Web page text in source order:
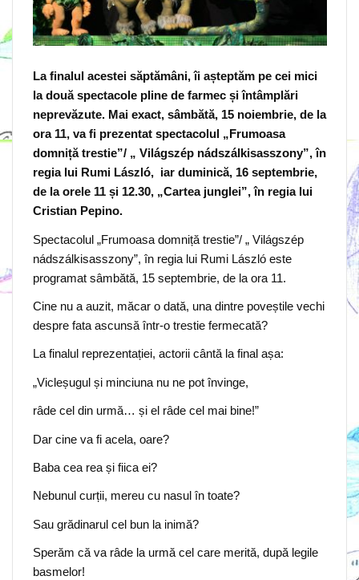
La finalul acestei săptămâni, îi așteptăm pe cei mici
la două spectacole pline de farmec și întâmplări
neprevăzute. Mai exact, sâmbătă, 15 noiembrie, de la
ora 11, va fi prezentat spectacolul „Frumoasa
domniță trestie”/ „ Világszép nádszálkisasszony”, în
regia lui Rumi László, iar duminică, 16 septembrie,
de la orele 11 și 12.30, „Cartea junglei”, în regia lui
Cristian Pepino.
Spectacolul „Frumoasa domniță trestie”/ „ Világszép
nádszálkisasszony”, în regia lui Rumi László este
programat sâmbătă, 15 septembrie, de la ora 11.
Cine nu a auzit, măcar o dată, una dintre poveștile vechi
despre fata ascunsă într-o trestie fermecată?
La finalul reprezentației, actorii cântă la final așa:
„Vicleșugul și minciuna nu ne pot învinge,
râde cel din urmă… și el râde cel mai bine!”
Dar cine va fi acela, oare?
Baba cea rea și fiica ei?
Nebunul curții, mereu cu nasul în toate?
Sau grădinarul cel bun la inimă?
Sperăm că va râde la urmă cel care merită, după legile
basmelor!